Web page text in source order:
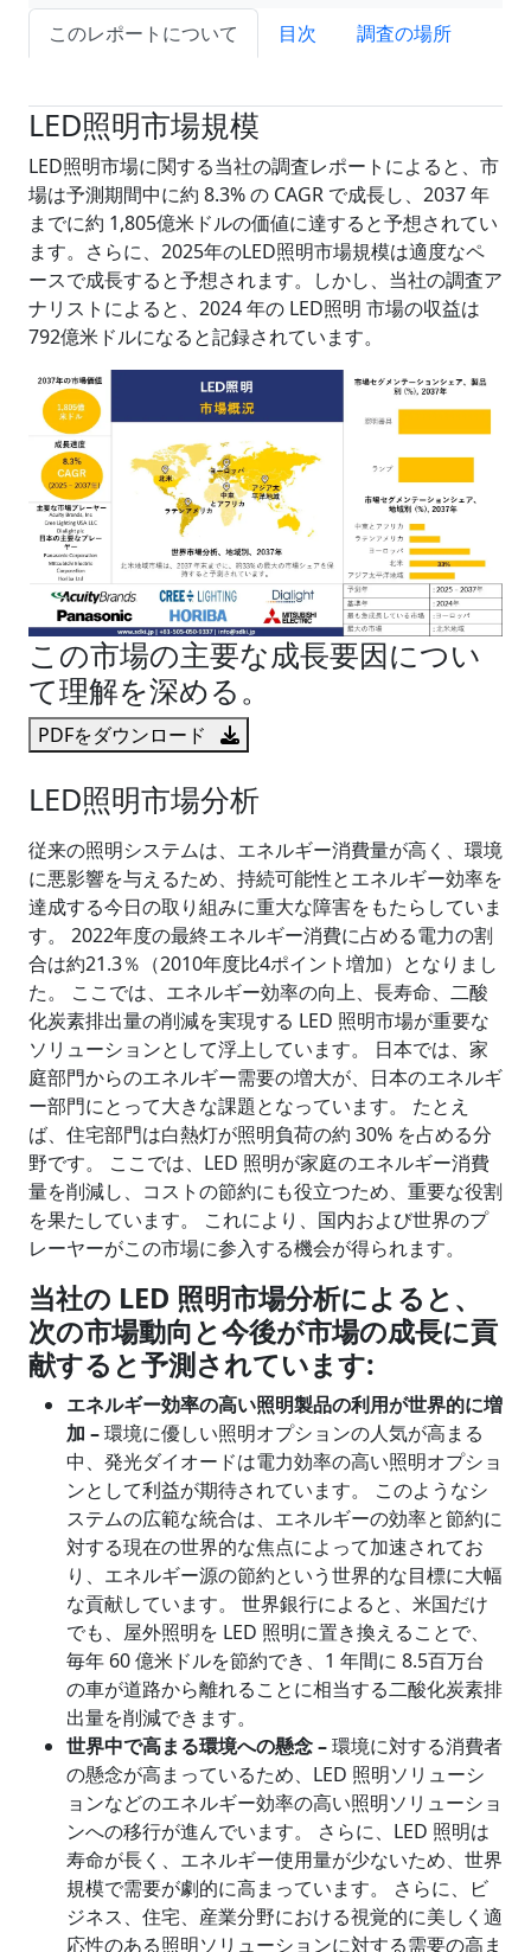
このレポートについて 目次
調査の場所
LED照明市場規模
LED照明市場に関する当社の調査レポートによると、市
場は予測期間中に約 8.3% の CAGR で成長し、2037 年
までに約 1,805億米ドルの価値に達すると予想されてい
ます。さらに、2025年のLED照明市場規模は適度なペ
ースで成長すると予想されます。しかし、当社の調査ア
ナリストによると、2024 年の LED照明 市場の収益は
792億米ドルになると記録されています。
この市場の主要な成長要因につい
て理解を深める。
PDFをダウンロード
LED照明市場分析
従来の照明システムは、エネルギー消費量が高く、環境
に悪影響を与えるため、持続可能性とエネルギー効率を
達成する今日の取り組みに重大な障害をもたらしていま
す。 2022年度の最終エネルギー消費に占める電力の割
合は約21.3％（2010年度比4ポイント増加）となりまし
た。 ここでは、エネルギー効率の向上、長寿命、二酸
化炭素排出量の削減を実現する LED 照明市場が重要な
ソリューションとして浮上しています。 日本では、家
庭部門からのエネルギー需要の増大が、日本のエネルギ
ー部門にとって大きな課題となっています。 たとえ
ば、住宅部門は白熱灯が照明負荷の約 30% を占める分
野です。 ここでは、LED 照明が家庭のエネルギー消費
量を削減し、コストの節約にも役立つため、重要な役割
を果たしています。 これにより、国内および世界のプ
レーヤーがこの市場に参入する機会が得られます。
当社の LED 照明市場分析によると、
次の市場動向と今後が市場の成長に貢
献すると予測されています:
エネルギー効率の高い照明製品の利用が世界的に増
加 –環境に優しい照明オプションの人気が高まる
中、発光ダイオードは電力効率の高い照明オプショ
ンとして利益が期待されています。 このようなシ
ステムの広範な統合は、エネルギーの効率と節約に
対する現在の世界的な焦点によって加速されてお
り、エネルギー源の節約という世界的な目標に大幅
な貢献しています。 世界銀行によると、米国だけ
でも、屋外照明を LED 照明に置き換えることで、
毎年 60 億米ドルを節約でき、1 年間に 8.5百万台
の車が道路から離れることに相当する二酸化炭素排
出量を削減できます。
世界中で高まる環境への懸念 –環境に対する消費者
の懸念が高まっているため、LED 照明ソリューシ
ョンなどのエネルギー効率の高い照明ソリューショ
ンへの移行が進んでいます。 さらに、LED 照明は
寿命が長く、エネルギー使用量が少ないため、世界
規模で需要が劇的に高まっています。 さらに、ビ
ジネス、住宅、産業分野における視覚的に美しく適
応性のある照明ソリューションに対する需要の高ま